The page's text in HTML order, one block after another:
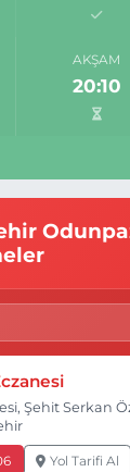
AKŞAM
20:10
Şehit Serkan
Yol Tarifi Al